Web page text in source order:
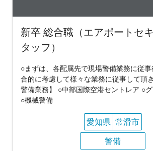
新卒 総合職（エアポートセ
タッフ）
○まずは、各配属先で現場警備業務に従
合的に考慮して様々な業務に従事して頂
警備業務】 ○中部国際空港セントレア ○
○機械警備
愛知県 常滑市
警備